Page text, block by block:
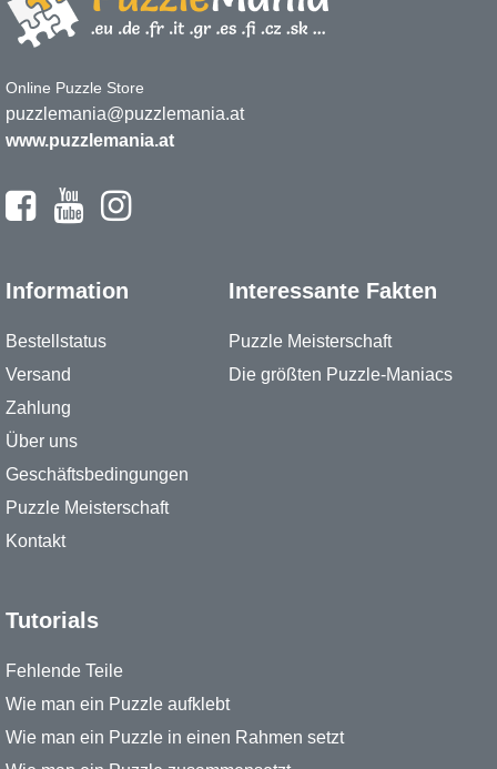
Online Puzzle Store
puzzlemania@puzzlemania.at
www.puzzlemania.at
Information
Bestellstatus
Versand
Zahlung
Über uns
Geschäftsbedingungen
Puzzle Meisterschaft
Kontakt
Interessante Fakten
Puzzle Meisterschaft
Die größten Puzzle-Maniacs
Tutorials
Fehlende Teile
Wie man ein Puzzle aufklebt
Wie man ein Puzzle in einen Rahmen setzt